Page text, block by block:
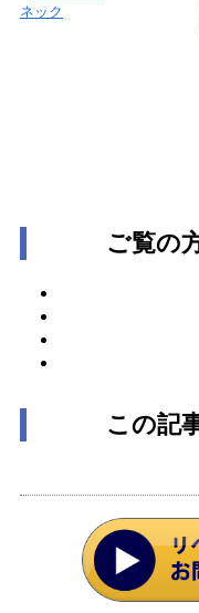
ネック
ご覧の
この記